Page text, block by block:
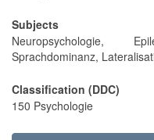
Subjects
Neuropsychologie,
Sprachdominanz,
Classification (DDC)
150 Psychologie